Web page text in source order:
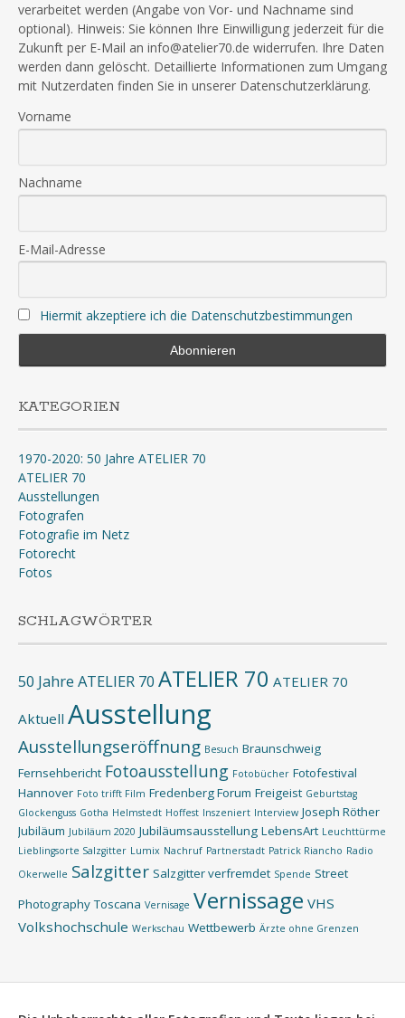
verarbeitet werden (Angabe von Vor- und Nachname sind
optional). Hinweis: Sie können Ihre Einwilligung jederzeit für die
Zukunft per E-Mail an info@atelier70.de widerrufen. Ihre Daten
werden dann gelöscht. Detaillierte Informationen zum Umgang
mit Nutzerdaten finden Sie in unserer Datenschutzerklärung.
Vorname
Nachname
E-Mail-Adresse
Hiermit akzeptiere ich die Datenschutzbestimmungen
KATEGORIEN
1970-2020: 50 Jahre ATELIER 70
ATELIER 70
Ausstellungen
Fotografen
Fotografie im Netz
Fotorecht
Fotos
SCHLAGWÖRTER
50 Jahre ATELIER 70 ATELIER 70 ATELIER 70
Aktuell Ausstellung
Ausstellungseröffnung Besuch Braunschweig
Fernsehbericht Fotoausstellung Fotobücher Fotofestival
Hannover Foto trifft Film Fredenberg Forum Freigeist Geburtstag
Glockenguss Gotha Helmstedt Hoffest Inszeniert Interview Joseph Röther
Jubiläum Jubiläum 2020 Jubiläumsausstellung LebensArt Leuchttürme
Lieblingsorte Salzgitter Lumix Nachruf Partnerstadt Patrick Riancho Radio
Okerwelle Salzgitter Salzgitter verfremdet Spende Street
Photography Toscana Vernisage Vernissage VHS
Volkshochschule Werkschau Wettbewerb Ärzte ohne Grenzen